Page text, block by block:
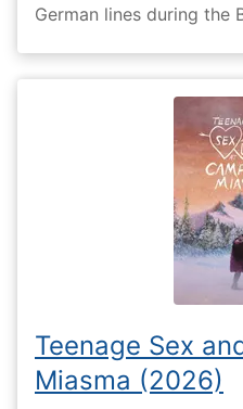
German lines during the
Teenage Sex
Miasma (2026)